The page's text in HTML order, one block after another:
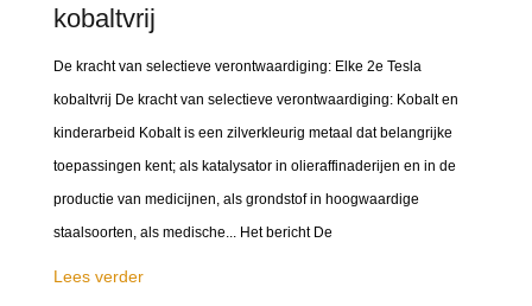
kobaltvrij
De kracht van selectieve verontwaardiging: Elke 2e Tesla
kobaltvrij De kracht van selectieve verontwaardiging: Kobalt en
kinderarbeid Kobalt is een zilverkleurig metaal dat belangrijke
toepassingen kent; als katalysator in olieraffinaderijen en in de
productie van medicijnen, als grondstof in hoogwaardige
staalsoorten, als medische... Het bericht De
Lees verder